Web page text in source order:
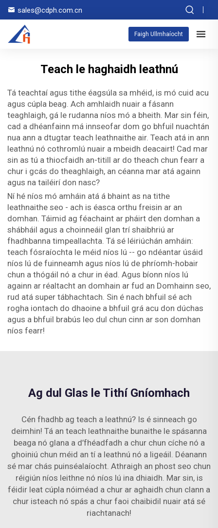
sales@cdph.com.cn
Faigh Ullmhaíocht
Teach le haghaidh leathnú
Tá teachtaí agus tithe éagsúla sa mhéid, is mó cuid acu
agus cúpla beag. Ach amhlaidh nuair a fásann
teaghlaigh, gá le rudanna níos mó a bheith. Mar sin féin,
cad a dhéanfainn má innseofar dom go bhfuil nuachtán
nua ann a dtugtar teach leathnaithe air. Teach atá in ann
leathnú nó cothromlú nuair a mbeidh deacairt! Cad mar
sin as tú a thiocfaidh an-titill ar do theach chun fearr a
chur i gcás do theaghlaigh, an céanna mar atá againn
agus na tailéirí don nasc?
Ní hé níos mó amháin atá á bhaint as na tithe
leathnaithe seo - ach is éasca orthu freisin ar an
domhan. Táimid ag féachaint ar pháirt den domhan a
shábháil agus a choinneáil glan trí shaibhriú ar
fhadhbanna timpeallachta. Tá sé léiriúchán amháin:
teach fósraíochta le méid níos lú -- go ndéantar úsáid
níos lú de fuinneamh agus níos lú de phríomh-hobair
chun a thógáil nó a chur in éad. Agus bíonn níos lú
againn ar réaltacht an domhain ar fud an Domhainn seo,
rud atá super tábhachtach. Sin é nach bhfuil sé ach
rogha iontach do dhaoine a bhfuil grá acu don dúchas
agus a bhfuil brabús leo dul chun cinn ar son domhan
níos fearr!
Ag dul Glas le Tithí Gníomhach
Cén fhadhb ag teach a leathnú? Is é sinneach go
deimhin! Tá an teach leathnaithe bunaithe le spásanna
beaga nó glana a d’fhéadfadh a chur chun cíche nó a
ghoiniú chun méid an tí a leathnú nó a ligeáil. Déanann
sé mar chás puinséalaíocht. Athraigh an phost seo chun
réigiún níos leithne nó níos lú ina dhiaidh. Mar sin, is
féidir leat cúpla nóiméad a chur ar aghaidh chun clann a
chur isteach nó spás a chur faoi chaibidil nuair atá sé
riachtanach!